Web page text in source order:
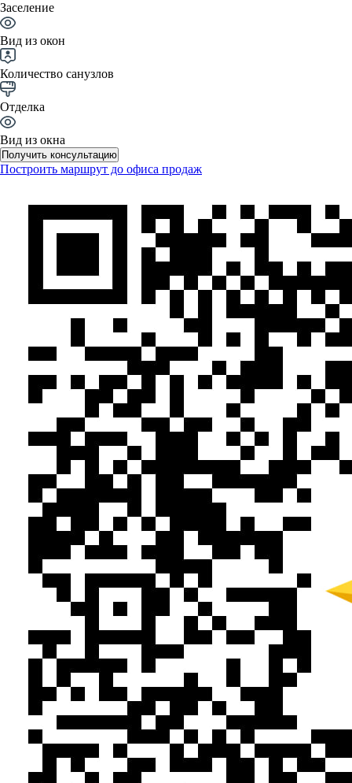
Заселение
Вид из окон
Количество санузлов
Отделка
Вид из окна
Получить консультацию
Построить маршрут до офиса продаж